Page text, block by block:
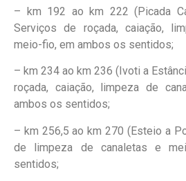
– km 192 ao km 222 (Picada
Serviços de roçada, caiação,
meio-fio, em ambos os sentidos;
– km 234 ao km 236 (Ivoti a
roçada, caiação, limpeza de
ambos os sentidos;
– km 256,5 ao km 270 (Esteio a
de limpeza de canaletas e
sentidos;